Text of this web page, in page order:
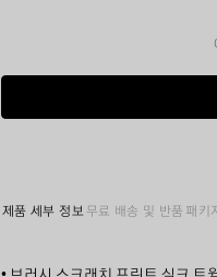
제품 세부 정보 무료 배송 및 반품 패키